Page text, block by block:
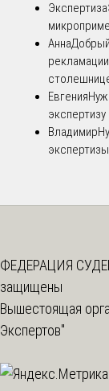
Экспертиза
Анна
Евгения
экспертизу
Владимир
экспертизы
ФЕДЕРАЦИЯ
защищены
Вышестоящая
Экспертов"